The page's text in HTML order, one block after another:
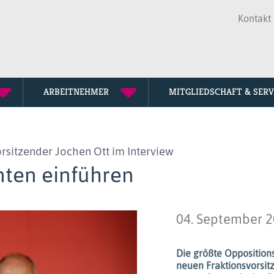
Kontakt
Unsere
ARBEITNEHMER MITGLIEDSCHAFT &
Termine
Jochen Ott im Interview
einführen
04. September
Die größte
neuen